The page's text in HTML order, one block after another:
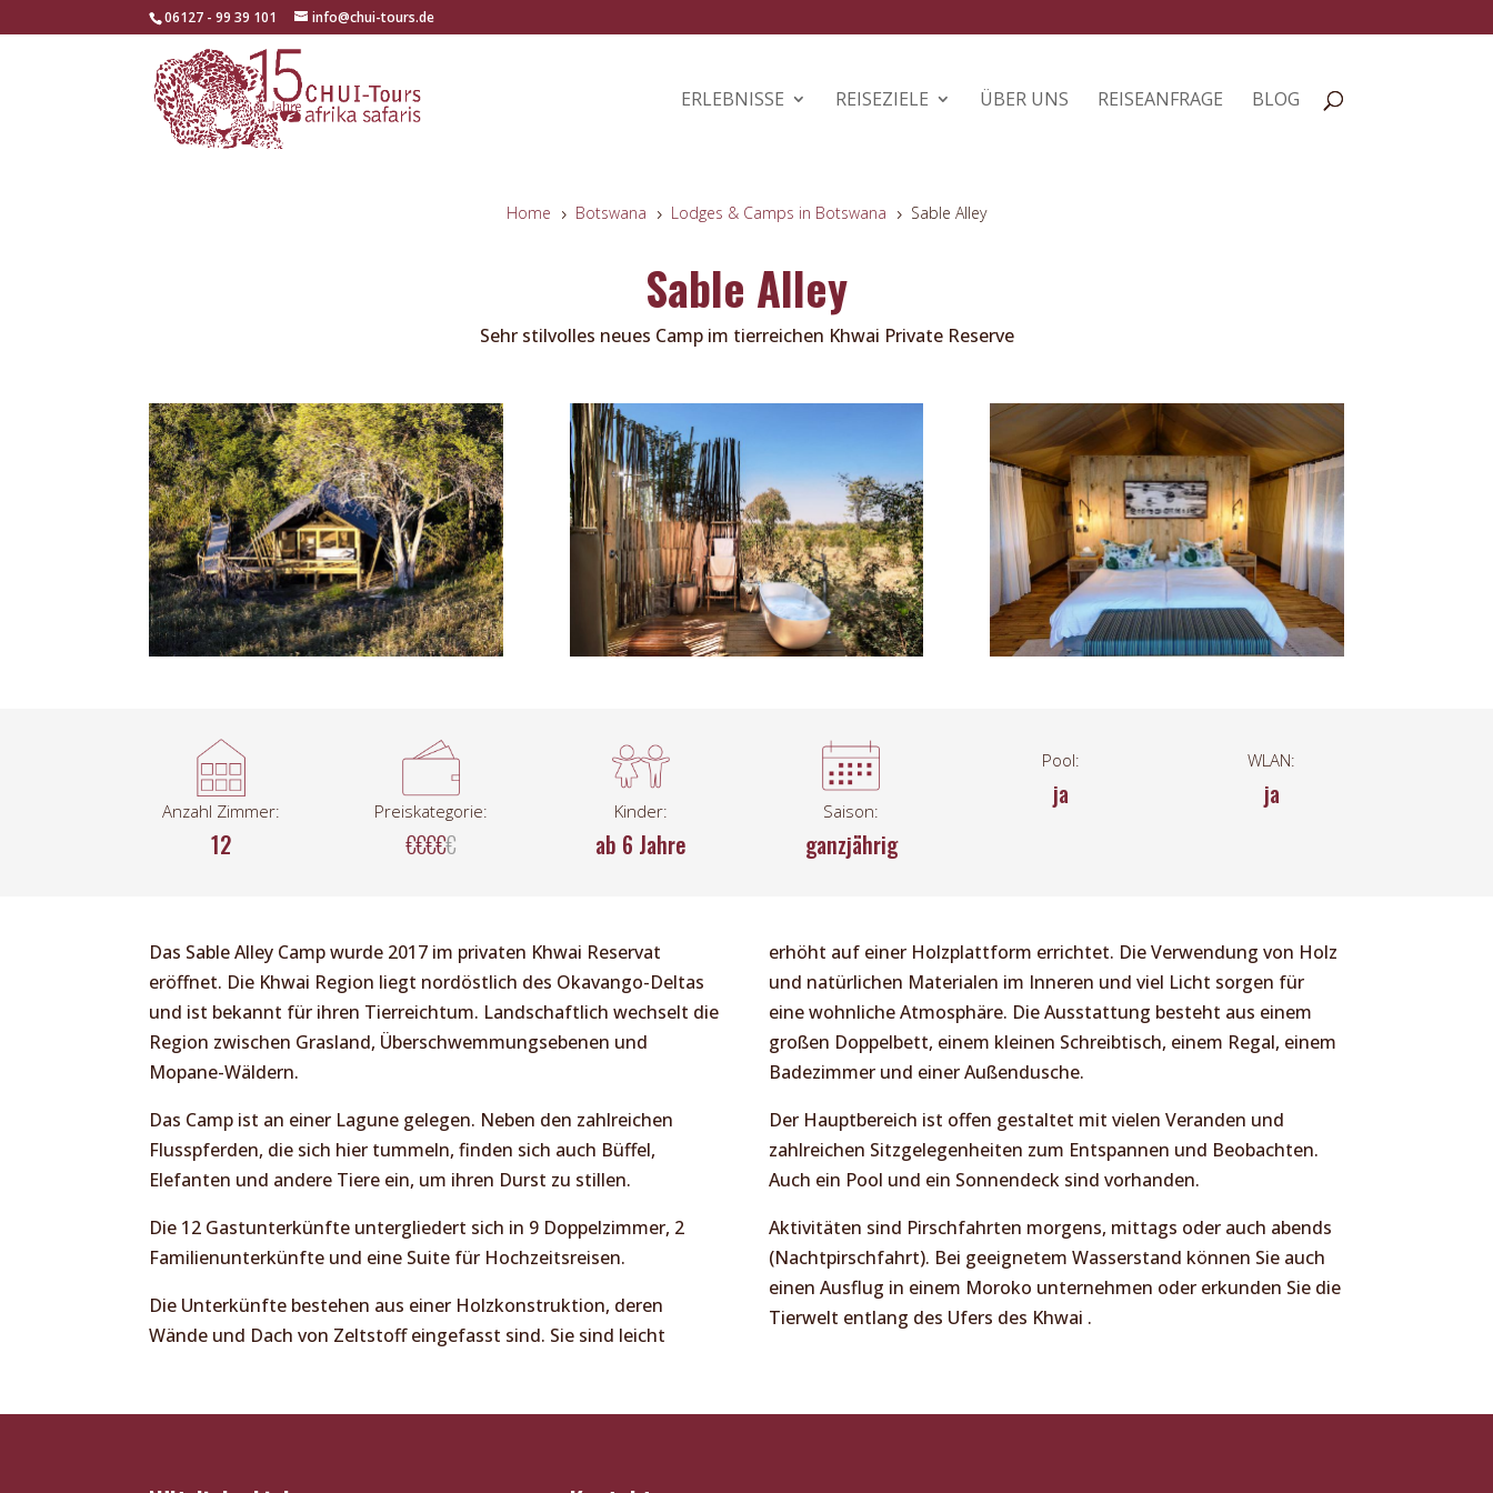
06127 - 99 39 101 info@chui-tours.de
ERLEBNISSE REISEZIELE ÜBER UNS REISEANFRAGE BLOG
Home 5 Botswana 5 Lodges & Camps in Botswana 5 Sable Alley
Sable Alley
Sehr stilvolles neues Camp im tierreichen Khwai Private Reserve
Anzahl Zimmer:
12
Preiskategorie:
€€€€€
Kinder:
ab 6 Jahre
Saison:
ganzjährig
Pool:
ja
WLAN:
ja
Das Sable Alley Camp wurde 2017 im privaten Khwai Reservat
eröffnet. Die Khwai Region liegt nordöstlich des Okavango-Deltas
und ist bekannt für ihren Tierreichtum. Landschaftlich wechselt die
Region zwischen Grasland, Überschwemmungsebenen und
Mopane-Wäldern.
Das Camp ist an einer Lagune gelegen. Neben den zahlreichen
Flusspferden, die sich hier tummeln, finden sich auch Büffel,
Elefanten und andere Tiere ein, um ihren Durst zu stillen.
Die 12 Gastunterkünfte untergliedert sich in 9 Doppelzimmer, 2
Familienunterkünfte und eine Suite für Hochzeitsreisen.
Die Unterkünfte bestehen aus einer Holzkonstruktion, deren
Wände und Dach von Zeltstoff eingefasst sind. Sie sind leicht
erhöht auf einer Holzplattform errichtet. Die Verwendung von Holz
und natürlichen Materialen im Inneren und viel Licht sorgen für
eine wohnliche Atmosphäre. Die Ausstattung besteht aus einem
großen Doppelbett, einem kleinen Schreibtisch, einem Regal, einem
Badezimmer und einer Außendusche.
Der Hauptbereich ist offen gestaltet mit vielen Veranden und
zahlreichen Sitzgelegenheiten zum Entspannen und Beobachten.
Auch ein Pool und ein Sonnendeck sind vorhanden.
Aktivitäten sind Pirschfahrten morgens, mittags oder auch abends
(Nachtpirschfahrt). Bei geeignetem Wasserstand können Sie auch
einen Ausflug in einem Moroko unternehmen oder erkunden Sie die
Tierwelt entlang des Ufers des Khwai .